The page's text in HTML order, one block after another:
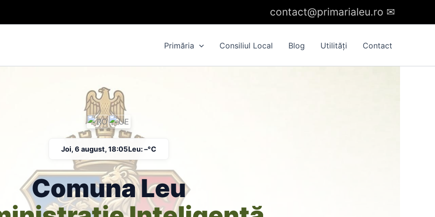
contact@primarialeu.ro ✉︎
Primăria Consiliul Local Blog Utilități Contact
Joi, 6 august, 18:05Leu: –°C
Comuna Leu